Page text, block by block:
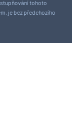
tohoto
je bez předchozího